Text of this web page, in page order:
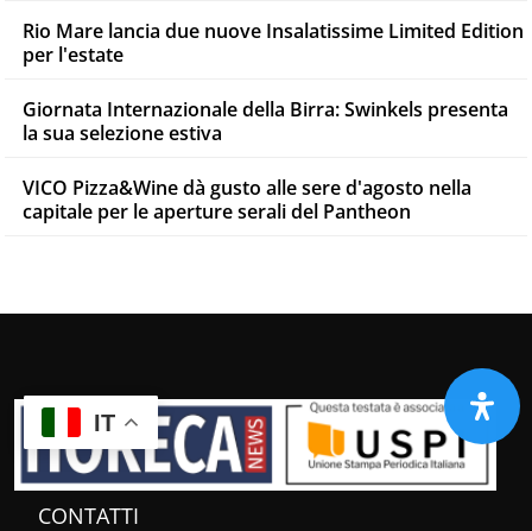
Rio Mare lancia due nuove Insalatissime Limited Edition
per l'estate
Giornata Internazionale della Birra: Swinkels presenta
la sua selezione estiva
VICO Pizza&Wine dà gusto alle sere d'agosto nella
capitale per le aperture serali del Pantheon
CONTATTI
IT